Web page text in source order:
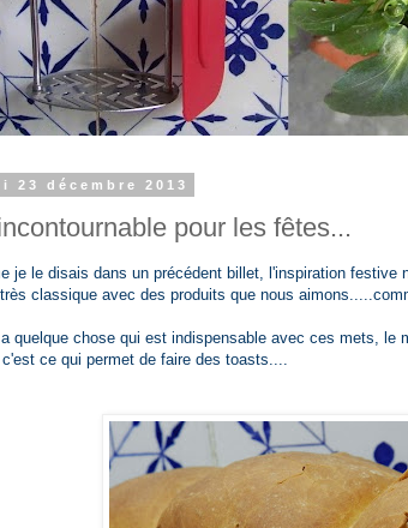
23 décembre 2013
pour les fêtes...
je le disais dans un précédent billet, l'inspiration
classique avec des produits que nous
quelque chose qui est indispensable avec ces mets, le
ce qui permet de faire des toasts....